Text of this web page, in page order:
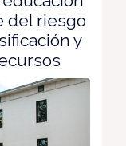
del riesgo
y